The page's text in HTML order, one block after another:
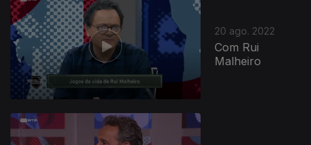
20 ago. 2022
Com Rui
Malheiro